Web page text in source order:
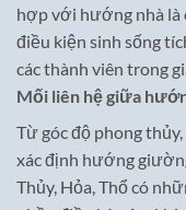
hợp với hướng nhà là
điều kiện sinh sống
các thành viên trong
Mối liên hệ giữa
Từ góc độ phong thủy,
xác định hướng
Thủy, Hỏa, Thổ có